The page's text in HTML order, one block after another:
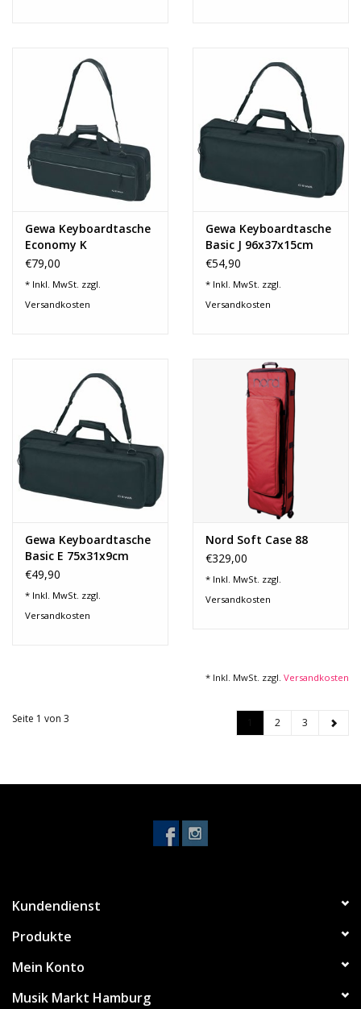
Gewa Keyboardtasche
Economy K
98x43x17cm 272.120
€79,00
* Inkl. MwSt. zzgl.
Versandkosten
Gewa Keyboardtasche
Basic J 96x37x15cm
271.110
€54,90
* Inkl. MwSt. zzgl.
Versandkosten
Gewa Keyboardtasche
Basic E 75x31x9cm
271.070
€49,90
* Inkl. MwSt. zzgl.
Versandkosten
Nord Soft Case 88
€329,00
* Inkl. MwSt. zzgl.
Versandkosten
* Inkl. MwSt. zzgl. Versandkosten
Seite 1 von 3 2 3
Kundendienst
Produkte
Mein Konto
Musik Markt Hamburg